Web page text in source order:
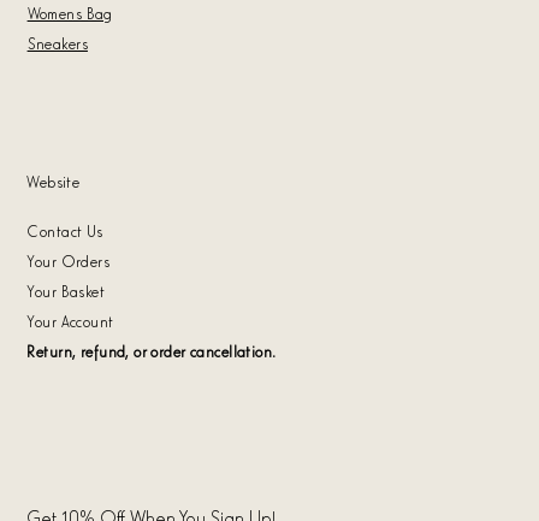
Womens Bag
Sneakers
Website
Contact Us
Your Orders
Your Basket
Your Account
Return, refund, or order cancellation.